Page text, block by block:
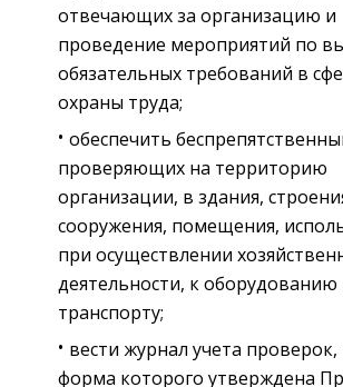
отвечающих за организацию и
проведение мероприятий по
обязательных требований в
охраны труда;
обеспечить
проверяющих на территорию
организации, в здания,
сооружения, помещения,
при осуществлении
деятельности, к оборудованию
транспорту;
вести журнал учета проверок,
форма которого утверждена